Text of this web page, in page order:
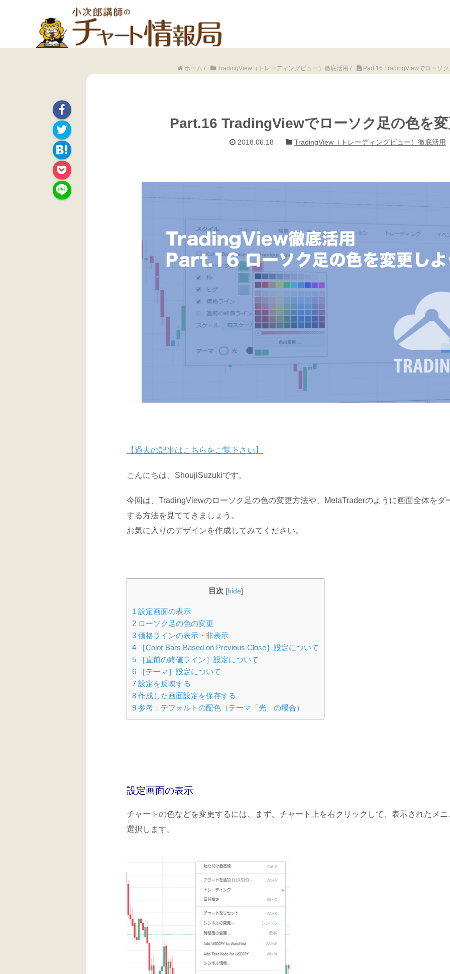
ホーム / TradingView（トレーディングビュー）徹底活用 / Part.16 TradingViewでローソク
Part.16 TradingViewでローソク足の色を
2018.06.18 TradingView（トレーディングビュー）徹底活用
【過去の記事はこちらをご覧下さい】
こんにちは、ShoujiSuzukiです。
今回は、TradingViewのローソク足の色の変更方法や、MetaTraderのように画面全体をダ
する方法を見ててきましょう。
お気に入りのデザインを作成してみてください。
目次 [hide]
1 設定画面の表示
2 ローソク足の色の変更
3 価格ラインの表示・非表示
4 ［Color Bars Based on Previous Close］設定について
5 ［直前の終値ライン］設定について
6 ［テーマ］設定について
7 設定を反映する
8 作成した画面設定を保存する
9 参考：デフォルトの配色（テーマ「光」の場合）
設定画面の表示
チャートの色などを変更するには、まず、チャート上を右クリックして、表示されたメ
選択します。
Face
book
Twitte
r
Hate
na
Pock